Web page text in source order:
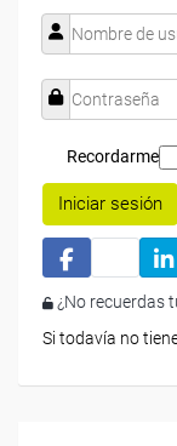
Recordarme
Iniciar sesión
¿No recuerdas
Si todavía no